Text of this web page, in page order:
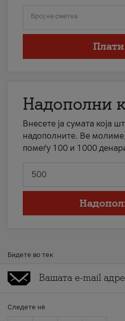
Број на сметка
Плати
Надополни
Внесете ја сумата која
надополните. Ве молиме,
помеѓу 100 и 1000
Бидете во тек
Следете нè